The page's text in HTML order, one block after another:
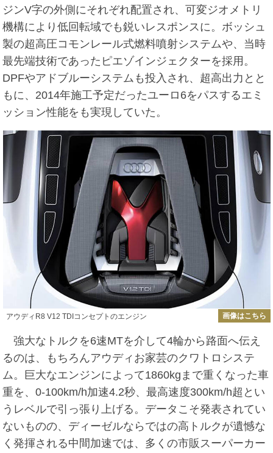
ジンV字の外側にそれぞれ配置され、可変ジオメトリ
機構により低回転域でも鋭いレスポンスに。ボッシュ
製の超高圧コモンレール式燃料噴射システムや、当時
最先端技術であったピエゾインジェクターを採用。
DPFやアドブルーシステムも投入され、超高出力とと
もに、2014年施工予定だったユーロ6をパスするエミ
ッション性能をも実現していた。
アウディR8 V12 TDIコンセプトのエンジン 画像はこちら
強大なトルクを6速MTを介して4輪から路面へ伝え
るのは、もちろんアウディお家芸のクワトロシステ
ム。巨大なエンジンによって1860kgまで重くなった車
重を、0-100km/h加速4.2秒、最高速度300km/h超とい
うレベルで引っ張り上げる。データこそ発表されてい
ないものの、ディーゼルならではの高トルクが遺憾な
く発揮される中間加速では、多くの市販スーパーカー